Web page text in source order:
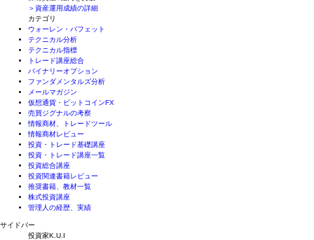
＞資産運用成績の詳細
カテゴリ
ウォーレン・バフェット
テクニカル分析
テクニカル指標
トレード講座総合
バイナリーオプション
ファンダメンタルズ分析
メールマガジン
仮想通貨・ビットコインFX
売買ジグナルの考察
情報商材、トレードツール
情報商材レビュー
投資・トレード基礎講座
投資・トレード講座一覧
投資総合講座
投資関連書籍レビュー
推奨書籍、教材一覧
株式投資講座
管理人の経歴、実績
サイドバー
投資家K.U.I